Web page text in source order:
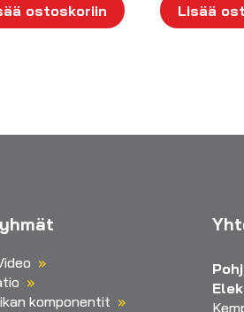
ostoskoriin Lisää
komponentit